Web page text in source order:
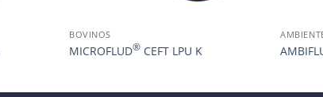
BOVINOS
MICROFLUD® CEFT LPU K